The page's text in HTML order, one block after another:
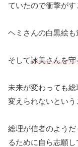
ていたので衝撃がす
ヘミさんの白黒絵も
そして詠美さんを
未来が変わっても
変えられないという
総理が信者のよう
るために自ら志願